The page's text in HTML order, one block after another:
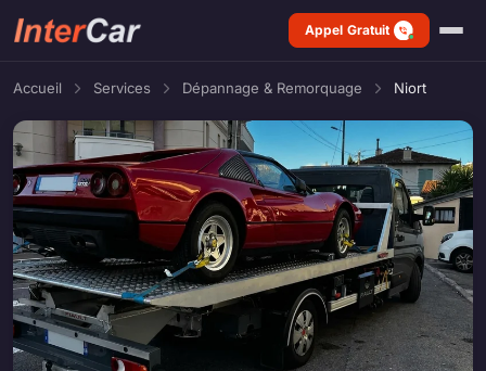
Appel Gratuit
Accueil Services Dépannage & Remorquage Niort